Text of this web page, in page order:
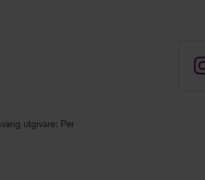
utgivare: Per